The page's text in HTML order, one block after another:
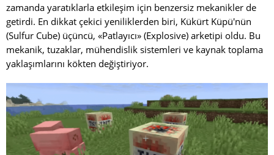
zamanda yaratıklarla etkileşim için benzersiz mekanikler de
getirdi. En dikkat çekici yeniliklerden biri, Kükürt Küpü'nün
(Sulfur Cube) üçüncü, «Patlayıcı» (Explosive) arketipi oldu. Bu
mekanik, tuzaklar, mühendislik sistemleri ve kaynak toplama
yaklaşımlarını kökten değiştiriyor.